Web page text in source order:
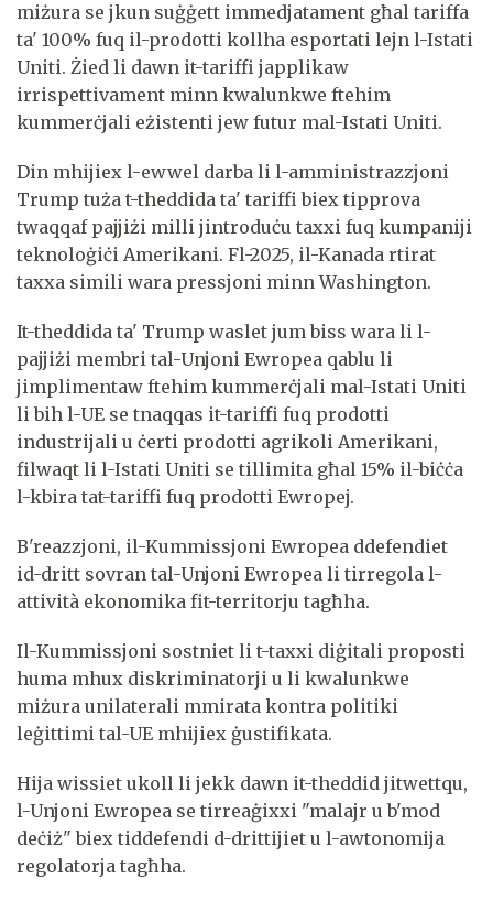
miżura se jkun suġġett immedjatament għal tariffa
ta' 100% fuq il-prodotti kollha esportati lejn l-Istati
Uniti. Żied li dawn it-tariffi japplikaw
irrispettivament minn kwalunkwe ftehim
kummerċjali eżistenti jew futur mal-Istati Uniti.
Din mhijiex l-ewwel darba li l-amministrazzjoni
Trump tuża t-theddida ta' tariffi biex tipprova
twaqqaf pajjiżi milli jintroduċu taxxi fuq kumpaniji
teknoloġiċi Amerikani. Fl-2025, il-Kanada rtirat
taxxa simili wara pressjoni minn Washington.
It-theddida ta' Trump waslet jum biss wara li l-
pajjiżi membri tal-Unjoni Ewropea qablu li
jimplimentaw ftehim kummerċjali mal-Istati Uniti
li bih l-UE se tnaqqas it-tariffi fuq prodotti
industrijali u ċerti prodotti agrikoli Amerikani,
filwaqt li l-Istati Uniti se tillimita għal 15% il-biċċa
l-kbira tat-tariffi fuq prodotti Ewropej.
B'reazzjoni, il-Kummissjoni Ewropea ddefendiet
id-dritt sovran tal-Unjoni Ewropea li tirregola l-
attività ekonomika fit-territorju tagħha.
Il-Kummissjoni sostniet li t-taxxi diġitali proposti
huma mhux diskriminatorji u li kwalunkwe
miżura unilaterali mmirata kontra politiki
leġittimi tal-UE mhijiex ġustifikata.
Hija wissiet ukoll li jekk dawn it-theddid jitwettqu,
l-Unjoni Ewropea se tirreaġixxi "malajr u b'mod
deċiż" biex tiddefendi d-drittijiet u l-awtonomija
regolatorja tagħha.